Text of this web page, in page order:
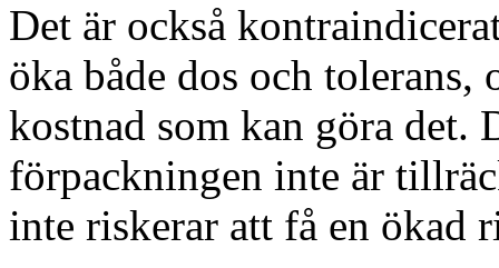
Det är också
öka både dos och
kostnad som kan göra det.
förpackningen inte är
inte riskerar att få en ökad